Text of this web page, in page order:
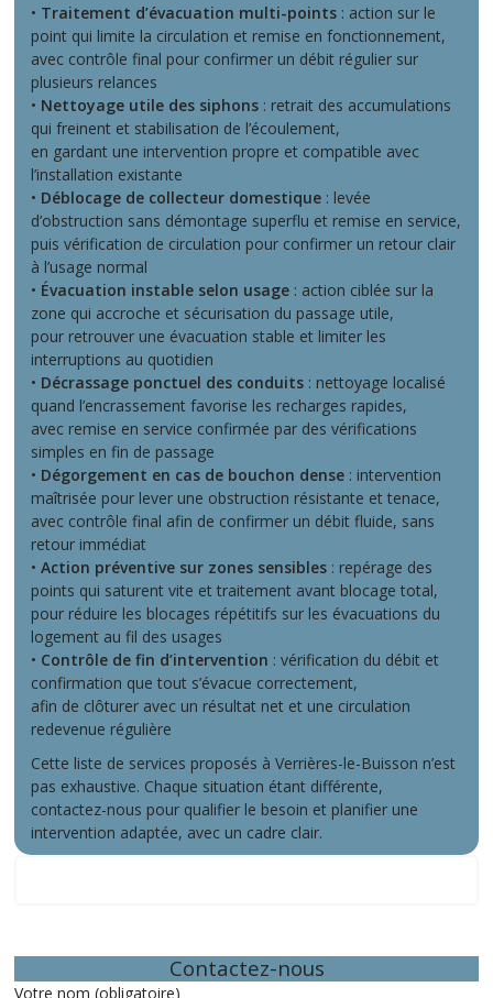
• Traitement d’évacuation multi-points : action sur le
point qui limite la circulation et remise en fonctionnement,
avec contrôle final pour confirmer un débit régulier sur
plusieurs relances
• Nettoyage utile des siphons : retrait des accumulations
qui freinent et stabilisation de l’écoulement,
en gardant une intervention propre et compatible avec
l’installation existante
• Déblocage de collecteur domestique : levée
d’obstruction sans démontage superflu et remise en service,
puis vérification de circulation pour confirmer un retour clair
à l’usage normal
• Évacuation instable selon usage : action ciblée sur la
zone qui accroche et sécurisation du passage utile,
pour retrouver une évacuation stable et limiter les
interruptions au quotidien
• Décrassage ponctuel des conduits : nettoyage localisé
quand l’encrassement favorise les recharges rapides,
avec remise en service confirmée par des vérifications
simples en fin de passage
• Dégorgement en cas de bouchon dense : intervention
maîtrisée pour lever une obstruction résistante et tenace,
avec contrôle final afin de confirmer un débit fluide, sans
retour immédiat
• Action préventive sur zones sensibles : repérage des
points qui saturent vite et traitement avant blocage total,
pour réduire les blocages répétitifs sur les évacuations du
logement au fil des usages
• Contrôle de fin d’intervention : vérification du débit et
confirmation que tout s’évacue correctement,
afin de clôturer avec un résultat net et une circulation
redevenue régulière
Cette liste de services proposés à Verrières-le-Buisson n’est
pas exhaustive. Chaque situation étant différente,
contactez-nous pour qualifier le besoin et planifier une
intervention adaptée, avec un cadre clair.
Contactez-nous
Votre nom (obligatoire)